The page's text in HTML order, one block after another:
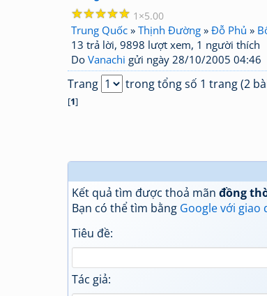
☆
☆
☆
☆
☆ 1 5.00
Trung Quốc » Thịnh Đường » Đỗ Phủ »
13 trả lời, 9898 lượt xem, 1 người thích
Do Vanachi gửi ngày 28/10/2005 04:46
Trang trong tổng số 1 trang (2
[1]
Kết quả tìm được thoả mãn đồng
Bạn có thể tìm bằng Google với giao
Tiêu đề:
Tác giả: